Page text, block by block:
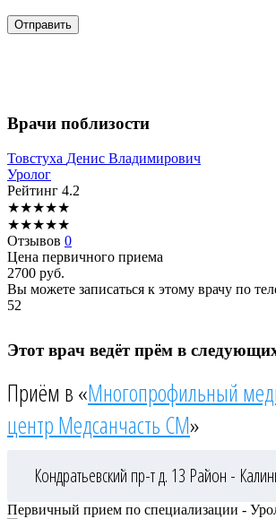
Врачи поблизости
Товстуха Денис Владимирович
Уролог
Рейтинг 4.2
★★★★★
★★★★★
Отзывов 0
Цена первичного приема
2700 руб.
Вы можете записаться к этому врачу по
52
Этот врач ведёт прём в
Приём в «Многопрофильный
центр Медсанчасть СМ»
Кондратьевский пр-т д. 13 Район -
Первичный прием по специализации -